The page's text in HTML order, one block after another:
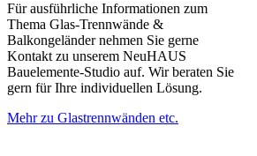
Für ausführliche Informationen zum
Thema Glas-Trennwände &
Balkongeländer nehmen Sie gerne
Kontakt zu unserem NeuHAUS
Bauelemente-Studio auf. Wir beraten Sie
gern für Ihre individuellen Lösung.
Mehr zu Glastrennwänden etc.